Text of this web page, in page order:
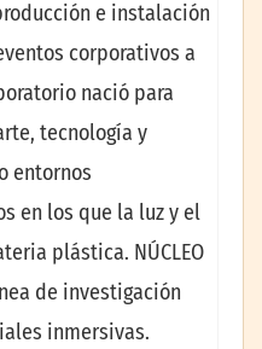
e instalación
corporativos a
nació para
tecnología y
entornos
en los que la luz y el
plástica. NÚCLEO
de investigación
inmersivas.